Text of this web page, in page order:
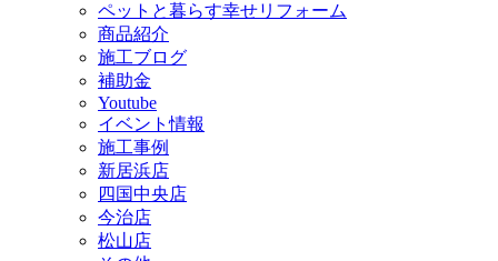
ペットと暮らす幸せリフォーム
商品紹介
施工ブログ
補助金
Youtube
イベント情報
施工事例
新居浜店
四国中央店
今治店
松山店